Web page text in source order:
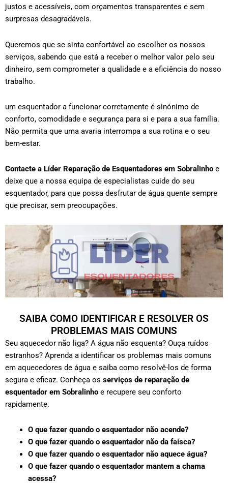
justos e acessíveis, com orçamentos transparentes e sem
surpresas desagradáveis.
Queremos que se sinta confortável ao escolher os nossos
serviços, sabendo que está a receber o melhor valor pelo seu
dinheiro, sem comprometer a qualidade e a eficiência do nosso
trabalho.
um esquentador a funcionar corretamente é sinónimo de
conforto, comodidade e segurança para si e para a sua família.
Não permita que uma avaria interrompa a sua rotina e o seu
bem-estar.
Contacte a Líder Reparação de Esquentadores em Sobralinho e
deixe que a nossa equipa de especialistas cuide do seu
esquentador, para que possa desfrutar de água quente sempre
que precisar, sem preocupações.
SAIBA COMO IDENTIFICAR E RESOLVER OS
PROBLEMAS MAIS COMUNS
Seu aquecedor não liga? A água não esquenta? Ouça ruídos
estranhos? Aprenda a identificar os problemas mais comuns
em aquecedores de água e saiba como resolvê-los de forma
segura e eficaz. Conheça os serviços de reparação de
esquentador em Sobralinho e recupere seu conforto
rapidamente.
O que fazer quando o esquentador não acende?
O que fazer quando o esquentador não da faísca?
O que fazer quando o esquentador não aquece água?
O que fazer quando o esquentador mantem a chama
acessa?